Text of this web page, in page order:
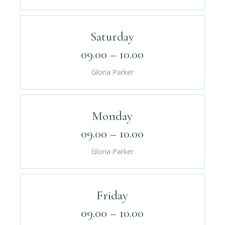
Saturday
09.00 – 10.00
Gloria Parker
Monday
09.00 – 10.00
Gloria Parker
Friday
09.00 – 10.00